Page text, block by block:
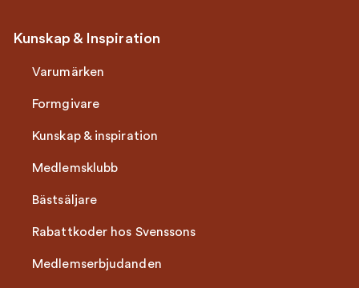
Kunskap & Inspiration
Varumärken
Formgivare
Kunskap & inspiration
Medlemsklubb
Bästsäljare
Rabattkoder hos Svenssons
Medlemserbjudanden